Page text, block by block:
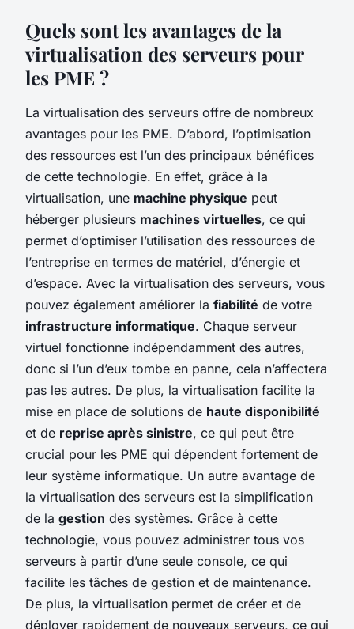
Quels sont les avantages de la
virtualisation des serveurs pour
les PME ?
La virtualisation des serveurs offre de nombreux
avantages pour les PME. D’abord, l’optimisation
des ressources est l’un des principaux bénéfices
de cette technologie. En effet, grâce à la
virtualisation, une machine physique peut
héberger plusieurs machines virtuelles, ce qui
permet d’optimiser l’utilisation des ressources de
l’entreprise en termes de matériel, d’énergie et
d’espace. Avec la virtualisation des serveurs, vous
pouvez également améliorer la fiabilité de votre
infrastructure informatique. Chaque serveur
virtuel fonctionne indépendamment des autres,
donc si l’un d’eux tombe en panne, cela n’affectera
pas les autres. De plus, la virtualisation facilite la
mise en place de solutions de haute disponibilité
et de reprise après sinistre, ce qui peut être
crucial pour les PME qui dépendent fortement de
leur système informatique. Un autre avantage de
la virtualisation des serveurs est la simplification
de la gestion des systèmes. Grâce à cette
technologie, vous pouvez administrer tous vos
serveurs à partir d’une seule console, ce qui
facilite les tâches de gestion et de maintenance.
De plus, la virtualisation permet de créer et de
déployer rapidement de nouveaux serveurs, ce qui